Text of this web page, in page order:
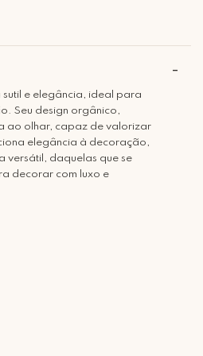
e elegância, ideal para
Seu design orgânico,
ao olhar, capaz de valorizar
elegância à decoração,
versátil, daquelas que se
decorar com luxo e